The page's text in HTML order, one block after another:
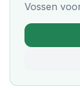
Vossen